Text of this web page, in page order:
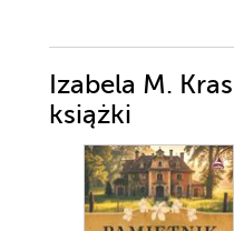
Izabela M.
książki